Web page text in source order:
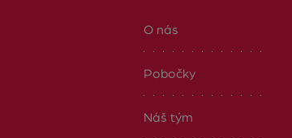
O nás
Pobočky
Náš tým